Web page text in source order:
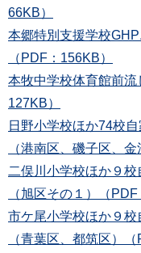
66KB）
本郷特別支援学校
（PDF：156KB）
本牧中学校体育館前流
127KB）
日野小学校ほか74校
（港南区、磯子区、
二俣川小学校ほか９
（旭区その１）（PDF
市ケ尾小学校ほか９
（青葉区、都筑区）（